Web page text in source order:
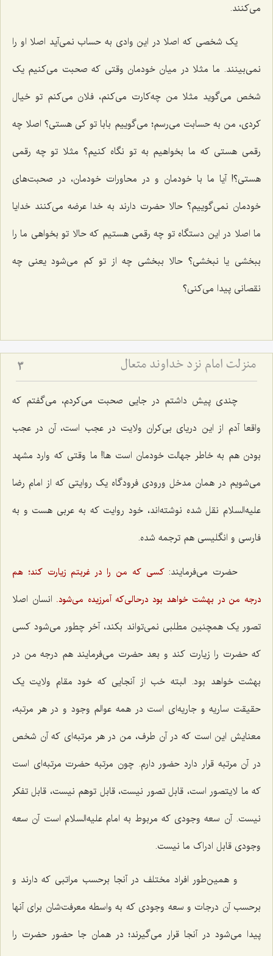
می‌کنند.
یک شخصی که اصلا در این وادی به حساب نمی‌آید اصلا او را
نمی‌بینند. ما مثلا در میان خودمان وقتی که صحبت می‌کنیم یک
شخص می‌گوید مثلا من چه‌کارت می‌کنم، فلان می‌کنم تو خیال
کردی، من به حسابت می‌رسم؛ می‌گوییم بابا تو کی هستی؟ اصلا چه
رقمی هستی که ما بخواهیم به تو نگاه کنیم؟ مثلا تو چه رقمی
هستی؟! آیا ما با خودمان و در محاورات خودمان، در صحبت‌های
خودمان نمی‌گوییم؟ حالا حضرت دارند به خدا عرضه می‌کنند خدایا
ما اصلا در این دستگاه تو چه رقمی هستیم که حالا تو بخواهی ما را
ببخشی یا نبخشی؟ حالا ببخشی چه از تو کم می‌شود یعنی چه
نقصانی پیدا می‌کنی؟
منزلت امام نزد خداوند متعال 3
چندی پیش داشتم در جایی صحبت می‌کردم، می‌گفتم که
واقعا آدم از این دریای بی‌کران ولایت در عجب است، آن در عجب
بودن هم به خاطر جهالت خودمان است ها! ما وقتی که وارد مشهد
می‌شویم در همان مدخل ورودی فرودگاه یک روایتی که از امام رضا
علیه‌السلام نقل شده نوشته‌اند، خود روایت که به عربی هست و به
فارسی و انگلیسی هم ترجمه شده.
حضرت می‌فرمایند:کسى که من را در غربتم زیارت کند؛ هم
درجه من در بهشت خواهد بود درحالى‌که آمرزیده مى‌شود. انسان اصلا
تصور یک همچنین مطلبی نمی‌تواند بکند، آخر چطور می‌شود کسی
که حضرت را زیارت کند و بعد حضرت می‌فرمایند هم درجه من در
بهشت خواهد بود. البته خب از آنجایی که خود مقام ولایت یک
حقیقت ساریه و جاریه‌ای است در همه عوالم وجود و در هر مرتبه،
معنایش این است که در آن طرف، من در هر مرتبه‌ای که آن شخص
در آن مرتبه قرار دارد حضور دارم. چون مرتبه حضرت مرتبه‌ای است
که ما لایتصور است، قابل تصور نیست، قابل توهم نیست، قابل تفکر
نیست. آن سعه وجودی که مربوط به امام علیه‌السلام است آن سعه
وجودی قابل ادراک ما نیست.
و همین‌طور افراد مختلف در آنجا برحسب مراتبی که دارند و
برحسب آن درجات و سعه وجودی که به واسطه معرفت‌شان برای آنها
پیدا می‌شود در آنجا قرار می‌گیرند؛ در همان جا حضور حضرت را